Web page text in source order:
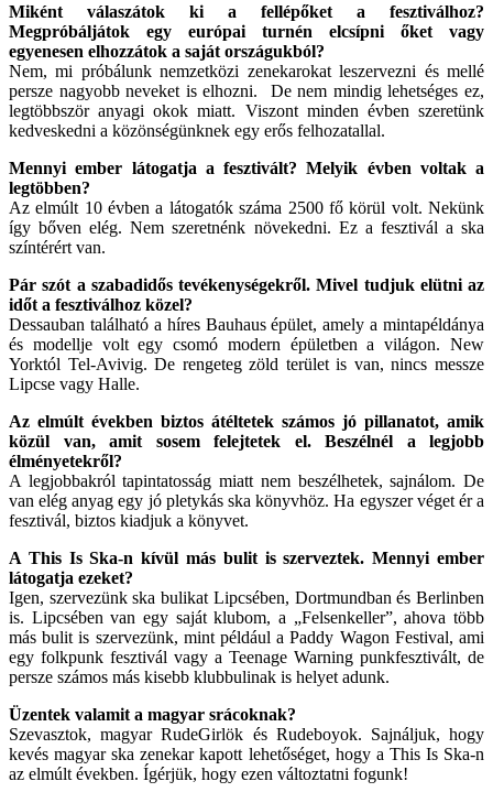
Miként válaszátok ki a fellépőket a fesztiválhoz?
Megpróbáljátok egy európai turnén elcsípni őket vagy
egyenesen elhozzátok a saját országukból?
Nem, mi próbálunk nemzetközi zenekarokat leszervezni és mellé
persze nagyobb neveket is elhozni. De nem mindig lehetséges ez,
legtöbbször anyagi okok miatt. Viszont minden évben szeretünk
kedveskedni a közönségünknek egy erős felhozatallal.
Mennyi ember látogatja a fesztivált? Melyik évben voltak a
legtöbben?
Az elmúlt 10 évben a látogatók száma 2500 fő körül volt. Nekünk
így bőven elég. Nem szeretnénk növekedni. Ez a fesztivál a ska
színtérért van.
Pár szót a szabadidős tevékenységekről. Mivel tudjuk elütni az
időt a fesztiválhoz közel?
Dessauban található a híres Bauhaus épület, amely a mintapéldánya
és modellje volt egy csomó modern épületben a világon. New
Yorktól Tel-Avivig. De rengeteg zöld terület is van, nincs messze
Lipcse vagy Halle.
Az elmúlt években biztos átéltetek számos jó pillanatot, amik
közül van, amit sosem felejtetek el. Beszélnél a legjobb
élményetekről?
A legjobbakról tapintatosság miatt nem beszélhetek, sajnálom. De
van elég anyag egy jó pletykás ska könyvhöz. Ha egyszer véget ér a
fesztivál, biztos kiadjuk a könyvet.
A This Is Ska-n kívül más bulit is szerveztek. Mennyi ember
látogatja ezeket?
Igen, szervezünk ska bulikat Lipcsében, Dortmundban és Berlinben
is. Lipcsében van egy saját klubom, a „Felsenkeller”, ahova több
más bulit is szervezünk, mint például a Paddy Wagon Festival, ami
egy folkpunk fesztivál vagy a Teenage Warning punkfesztivált, de
persze számos más kisebb klubbulinak is helyet adunk.
Üzentek valamit a magyar srácoknak?
Szevasztok, magyar RudeGirlök és Rudeboyok. Sajnáljuk, hogy
kevés magyar ska zenekar kapott lehetőséget, hogy a This Is Ska-n
az elmúlt években. Ígérjük, hogy ezen változtatni fogunk!